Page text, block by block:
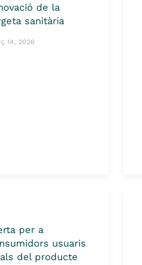
de la
sanitària
14, 2026
per a
usuaris
del producte